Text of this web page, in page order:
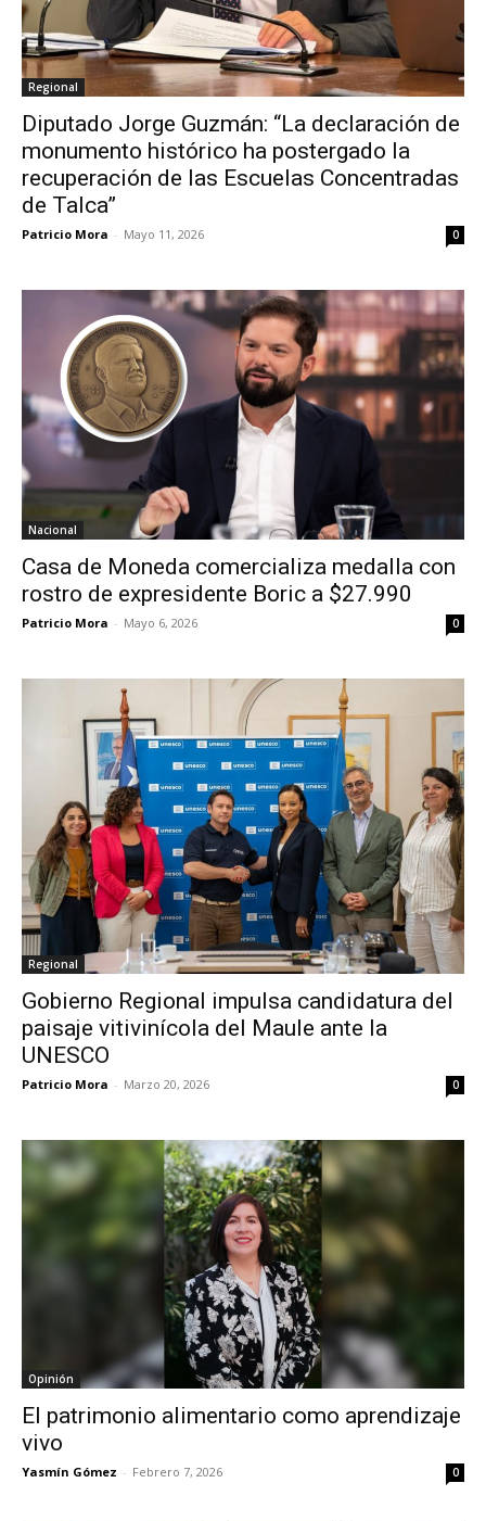
Regional
Diputado Jorge Guzmán: “La declaración de
monumento histórico ha postergado la
recuperación de las Escuelas Concentradas
de Talca”
Patricio Mora - Mayo 11, 2026 0
Nacional
Casa de Moneda comercializa medalla con
rostro de expresidente Boric a $27.990
Patricio Mora - Mayo 6, 2026 0
Regional
Gobierno Regional impulsa candidatura del
paisaje vitivinícola del Maule ante la
UNESCO
Patricio Mora - Marzo 20, 2026 0
Opinión
El patrimonio alimentario como aprendizaje
vivo
Yasmín Gómez - Febrero 7, 2026 0